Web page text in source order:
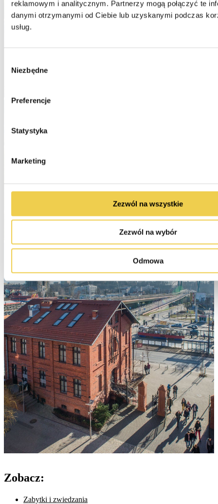
reklamowym i analitycznym. Partnerzy mogą połączyć te
danymi otrzymanymi od Ciebie lub uzyskanymi podczas
usług.
zgody
Niezbędne
Preferencje
Statystyka
Marketing
Zezwól na wszystkie
Zezwól na wybór
Odmowa
Zobacz:
Zabytki i zwiedzania